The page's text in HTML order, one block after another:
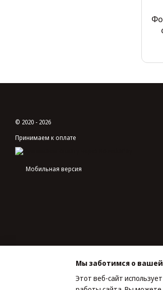
© 2020 - 2026
Принимаем к оплате
Мобильная версия
Мы заботимся о
Этот веб-сайт